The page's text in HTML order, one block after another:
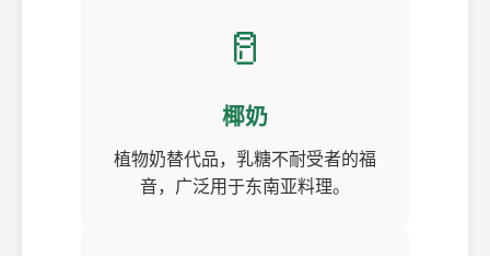
🥛
椰奶
植物奶替代品，乳糖不耐受者的福
音，广泛用于东南亚料理。